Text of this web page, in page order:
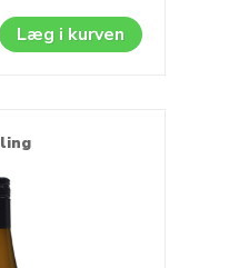
Læg i kurven